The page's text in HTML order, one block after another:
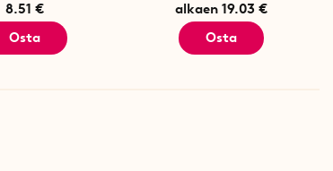
8.51 €
Osta
alkaen 19.03 €
Osta